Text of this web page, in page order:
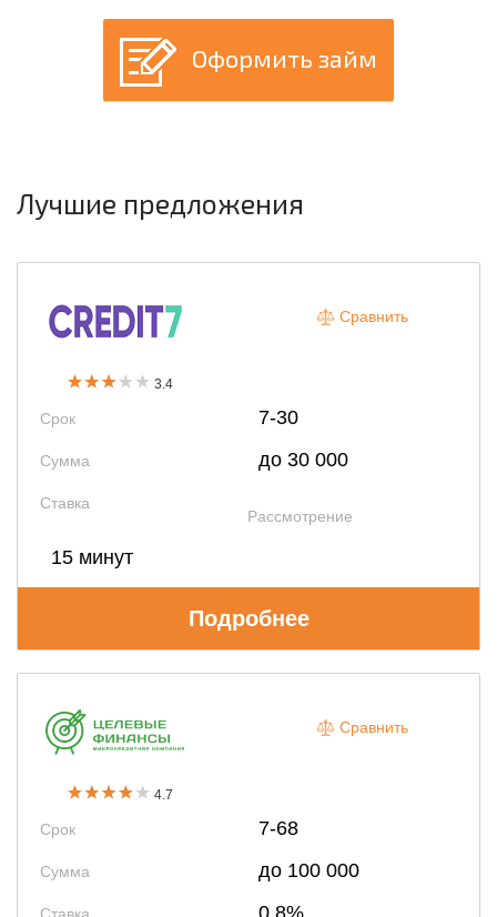
Оформить займ
Лучшие предложения
3.4
Срок 7-30
Сумма до 30 000
Ставка
Рассмотрение
15 минут
Сравнить
Подробнее
4.7
Срок 7-68
Сумма до 100 000
0.8%
Сравнить